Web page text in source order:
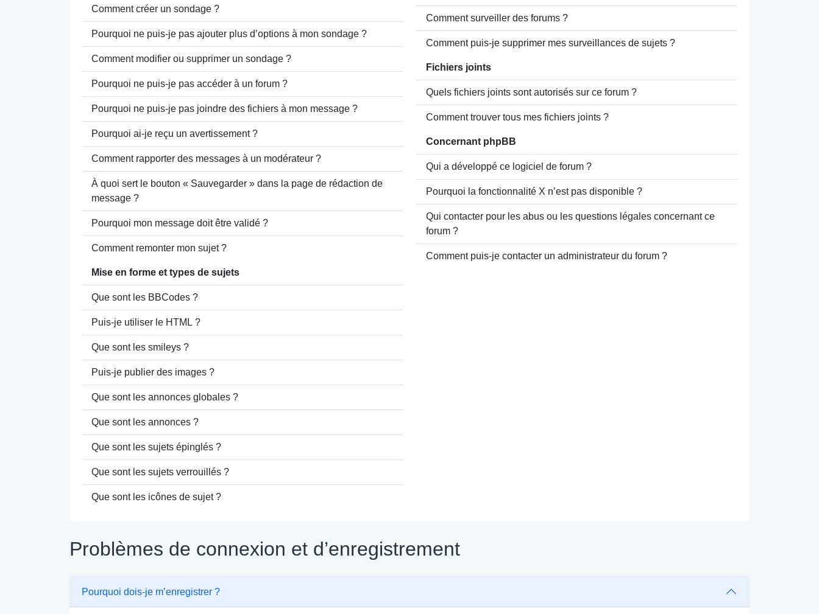
Comment créer un sondage ?
Pourquoi ne puis-je pas ajouter plus d’options à mon sondage ?
Comment modifier ou supprimer un sondage ?
Pourquoi ne puis-je pas accéder à un forum ?
Pourquoi ne puis-je pas joindre des fichiers à mon message ?
Pourquoi ai-je reçu un avertissement ?
Comment rapporter des messages à un modérateur ?
À quoi sert le bouton « Sauvegarder » dans la page de rédaction de
message ?
Pourquoi mon message doit être validé ?
Comment remonter mon sujet ?
Mise en forme et types de sujets
Que sont les BBCodes ?
Puis-je utiliser le HTML ?
Que sont les smileys ?
Puis-je publier des images ?
Que sont les annonces globales ?
Que sont les annonces ?
Que sont les sujets épinglés ?
Que sont les sujets verrouillés ?
Que sont les icônes de sujet ?
Comment surveiller des forums ?
Comment puis-je supprimer mes surveillances de sujets ?
Fichiers joints
Quels fichiers joints sont autorisés sur ce forum ?
Comment trouver tous mes fichiers joints ?
Concernant phpBB
Qui a développé ce logiciel de forum ?
Pourquoi la fonctionnalité X n’est pas disponible ?
Qui contacter pour les abus ou les questions légales concernant ce
forum ?
Comment puis-je contacter un administrateur du forum ?
Problèmes de connexion et d’enregistrement
Pourquoi dois-je m’enregistrer ?